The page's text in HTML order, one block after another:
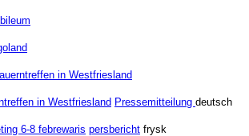
in Westfriesland
in Westfriesland Pressemitteilung deutsch
6-8 febrewaris persbericht frysk